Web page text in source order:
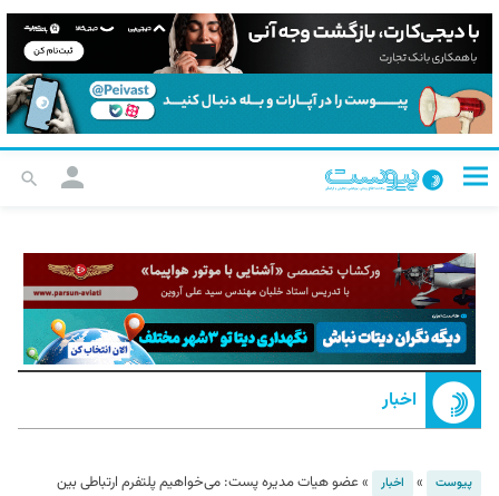
اخبار
پیوست » اخبار »عضو هیات مدیره پست: می‌خواهیم پلتفرم ارتباطی بین